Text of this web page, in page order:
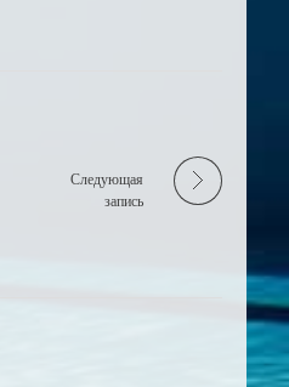
Следующая
запись